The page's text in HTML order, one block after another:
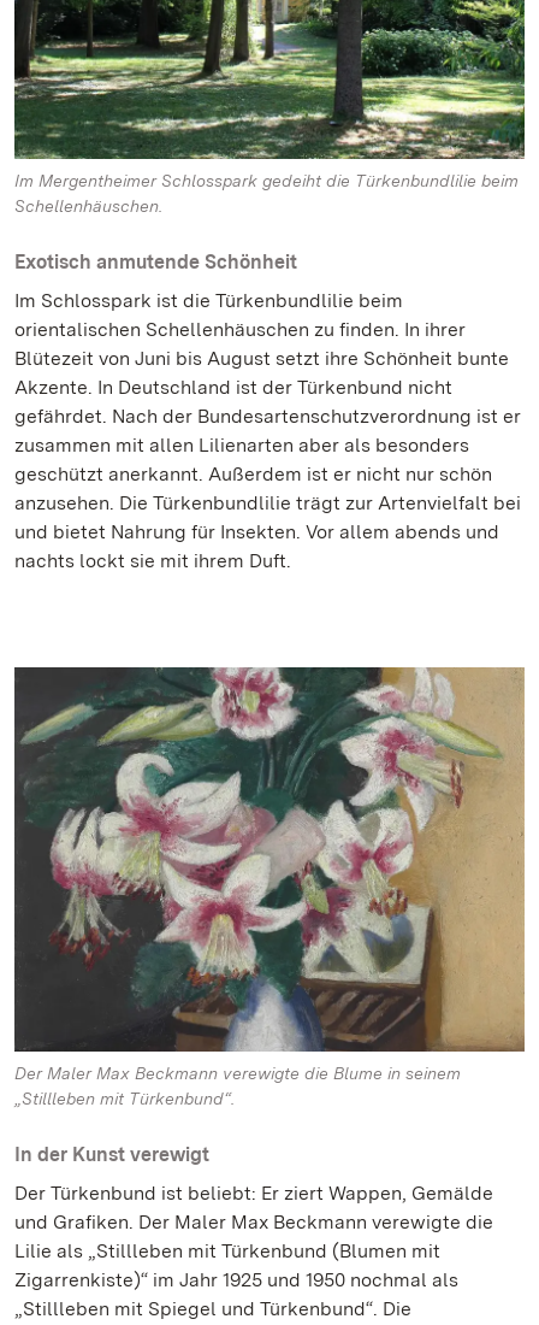
Im Mergentheimer Schlosspark gedeiht die Türkenbundlilie beim
Schellenhäuschen.
Exotisch anmutende Schönheit
Im Schlosspark ist die Türkenbundlilie beim
orientalischen Schellenhäuschen zu finden. In ihrer
Blütezeit von Juni bis August setzt ihre Schönheit bunte
Akzente. In Deutschland ist der Türkenbund nicht
gefährdet. Nach der Bundesartenschutzverordnung ist er
zusammen mit allen Lilienarten aber als besonders
geschützt anerkannt. Außerdem ist er nicht nur schön
anzusehen. Die Türkenbundlilie trägt zur Artenvielfalt bei
und bietet Nahrung für Insekten. Vor allem abends und
nachts lockt sie mit ihrem Duft.
Der Maler Max Beckmann verewigte die Blume in seinem
„Stillleben mit Türkenbund“.
In der Kunst verewigt
Der Türkenbund ist beliebt: Er ziert Wappen, Gemälde
und Grafiken. Der Maler Max Beckmann verewigte die
Lilie als „Stillleben mit Türkenbund (Blumen mit
Zigarrenkiste)“ im Jahr 1925 und 1950 nochmal als
„Stillleben mit Spiegel und Türkenbund“. Die